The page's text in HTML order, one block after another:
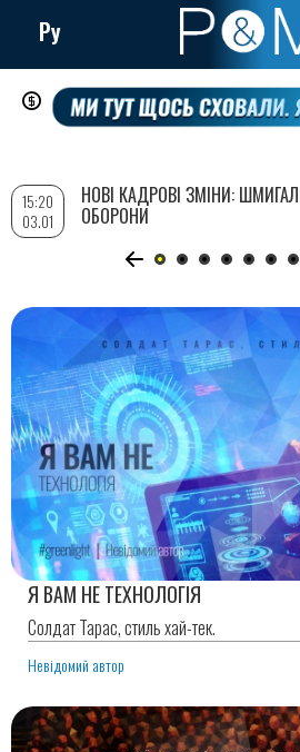
Перейти
до
вмісту
Ру
Я ВАМ НЕ ТЕХНОЛОГІЯ
Солдат Тарас, стиль хай-тек.
Невідомий автор
15:20
03.01
НОВІ КАДРОВІ ЗМІНИ:
ОБОРОНИ